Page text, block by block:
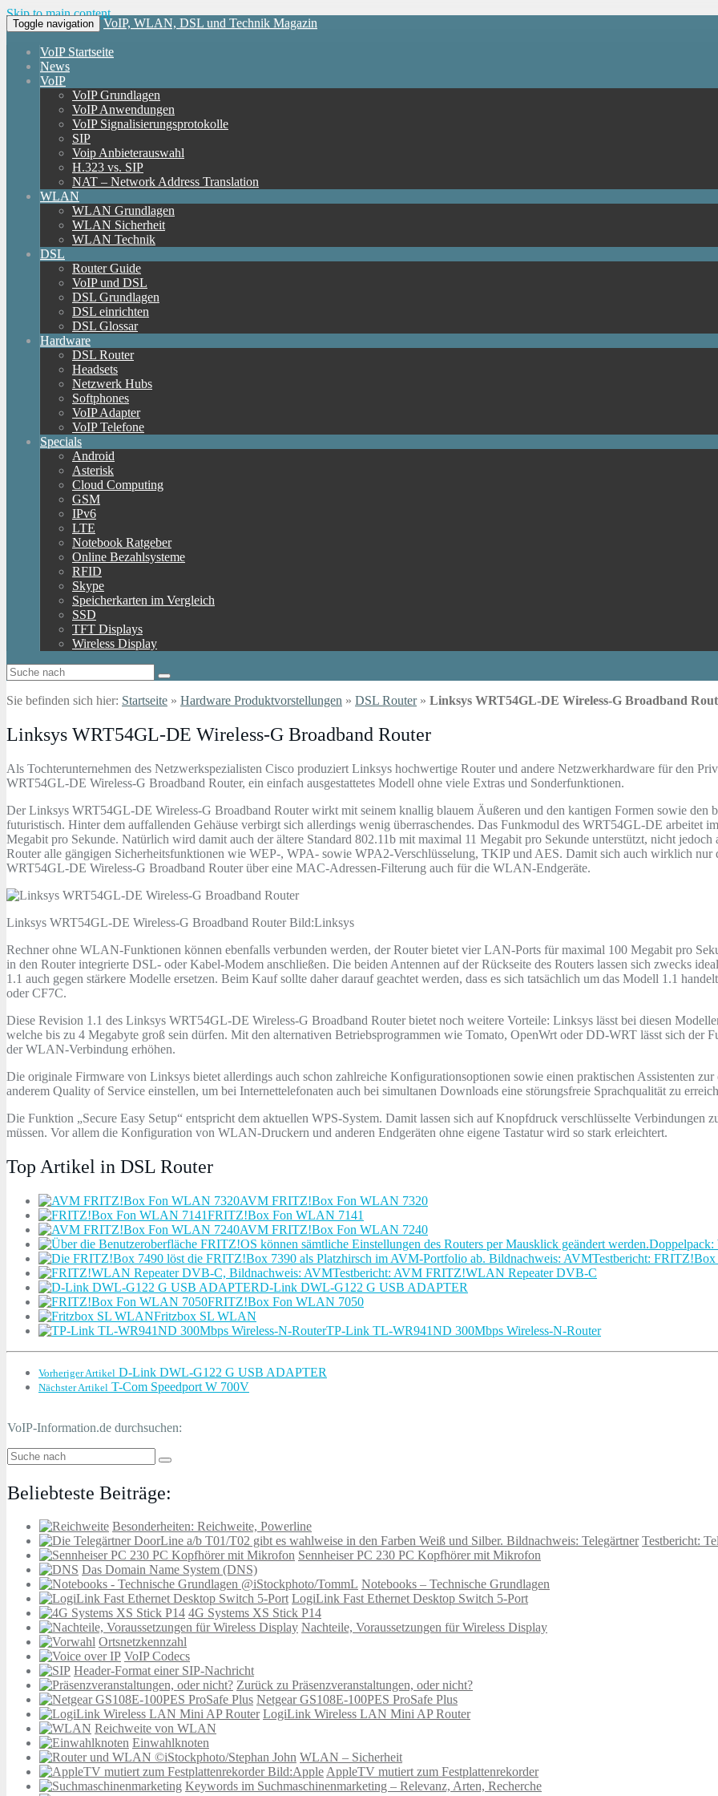
Skip to main content
Toggle navigation VoIP, WLAN, DSL und Technik Magazin
VoIP Startseite
News
VoIP
VoIP Grundlagen
VoIP Anwendungen
VoIP Signalisierungsprotokolle
SIP
Voip Anbieterauswahl
H.323 vs. SIP
NAT – Network Address Translation
WLAN
WLAN Grundlagen
WLAN Sicherheit
WLAN Technik
DSL
Router Guide
VoIP und DSL
DSL Grundlagen
DSL einrichten
DSL Glossar
Hardware
DSL Router
Headsets
Netzwerk Hubs
Softphones
VoIP Adapter
VoIP Telefone
Specials
Android
Asterisk
Cloud Computing
GSM
IPv6
LTE
Notebook Ratgeber
Online Bezahlsysteme
RFID
Skype
Speicherkarten im Vergleich
SSD
TFT Displays
Wireless Display
Sie befinden sich hier: Startseite » Hardware Produktvorstellungen » DSL Router» Linksys WRT54GL-DE Wireless-G Broadband
Linksys WRT54GL-DE Wireless-G Broadband Router
Als Tochterunternehmen des Netzwerkspezialisten Cisco produziert Linksys hochwertige Router und andere Netzwerkhardware für den
WRT54GL-DE Wireless-G Broadband Router, ein einfach ausgestattetes Modell ohne viele Extras und Sonderfunktionen.
Der Linksys WRT54GL-DE Wireless-G Broadband Router wirkt mit seinem knallig blauem Äußeren und den kantigen Formen sowie den
futuristisch. Hinter dem auffallenden Gehäuse verbirgt sich allerdings wenig überraschendes. Das Funkmodul des WRT54GL-DE arbeitet
Megabit pro Sekunde. Natürlich wird damit auch der ältere Standard 802.11b mit maximal 11 Megabit pro Sekunde unterstützt, nicht
Router alle gängigen Sicherheitsfunktionen wie WEP-, WPA- sowie WPA2-Verschlüsselung, TKIP und AES. Damit sich auch wirklich
WRT54GL-DE Wireless-G Broadband Router über eine MAC-Adressen-Filterung auch für die WLAN-Endgeräte.
Linksys WRT54GL-DE Wireless-G Broadband Router Bild:Linksys
Rechner ohne WLAN-Funktionen können ebenfalls verbunden werden, der Router bietet vier LAN-Ports für maximal 100 Megabit pro
in den Router integrierte DSL- oder Kabel-Modem anschließen. Die beiden Antennen auf der Rückseite des Routers lassen sich zwecks
1.1 auch gegen stärkere Modelle ersetzen. Beim Kauf sollte daher darauf geachtet werden, dass es sich tatsächlich um das Modell 1.1
oder CF7C.
Diese Revision 1.1 des Linksys WRT54GL-DE Wireless-G Broadband Router bietet noch weitere Vorteile: Linksys lässt bei diesen
welche bis zu 4 Megabyte groß sein dürfen. Mit den alternativen Betriebsprogrammen wie Tomato, OpenWrt oder DD-WRT lässt sich der
der WLAN-Verbindung erhöhen.
Die originale Firmware von Linksys bietet allerdings auch schon zahlreiche Konfigurationsoptionen sowie einen praktischen Assistenten
anderem Quality of Service einstellen, um bei Internettelefonaten auch bei simultanen Downloads eine störungsfreie Sprachqualität zu
Die Funktion „Secure Easy Setup“ entspricht dem aktuellen WPS-System. Damit lassen sich auf Knopfdruck verschlüsselte
müssen. Vor allem die Konfiguration von WLAN-Druckern und anderen Endgeräten ohne eigene Tastatur wird so stark erleichtert.
Top Artikel in DSL Router
AVM FRITZ!Box Fon WLAN 7320
FRITZ!Box Fon WLAN 7141
AVM FRITZ!Box Fon WLAN 7240
Testbericht:
Testbericht: AVM FRITZ!WLAN Repeater DVB-C
D-Link DWL-G122 G USB ADAPTER
FRITZ!Box Fon WLAN 7050
Fritzbox SL WLAN
TP-Link TL-WR941ND 300Mbps Wireless-N-Router
Vorheriger Artikel D-Link DWL-G122 G USB ADAPTER
Nächster Artikel T-Com Speedport W 700V
VoIP-Information.de durchsuchen:
Beliebteste Beiträge:
Besonderheiten: Reichweite, Powerline
Testbericht:
Sennheiser PC 230 PC Kopfhörer mit Mikrofon
Das Domain Name System (DNS)
Notebooks – Technische Grundlagen
LogiLink Fast Ethernet Desktop Switch 5-Port
4G Systems XS Stick P14
Nachteile, Voraussetzungen für Wireless Display
Ortsnetzkennzahl
VoIP Codecs
Header-Format einer SIP-Nachricht
Zurück zu Präsenzveranstaltungen, oder nicht?
Netgear GS108E-100PES ProSafe Plus
LogiLink Wireless LAN Mini AP Router
Reichweite von WLAN
Einwahlknoten
WLAN – Sicherheit
AppleTV mutiert zum Festplattenrekorder
Keywords im Suchmaschinenmarketing – Relevanz, Arten, Recherche